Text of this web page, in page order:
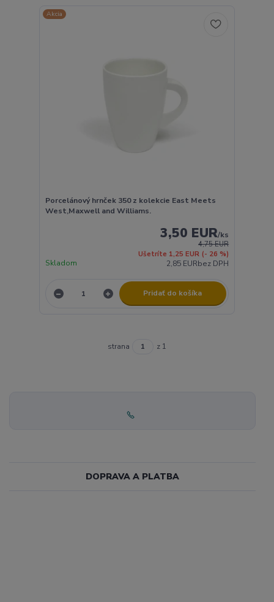
Akcia
Porcelánový hrnček 350 z kolekcie East Meets
West,Maxwell and Williams.
4,75 EUR
Ušetríte 1,25 EUR (- 26 %)
3,50 EUR/ks
2,85 EURbez DPH
Skladom
Pridať do košíka
strana z 1
DOPRAVA A PLATBA